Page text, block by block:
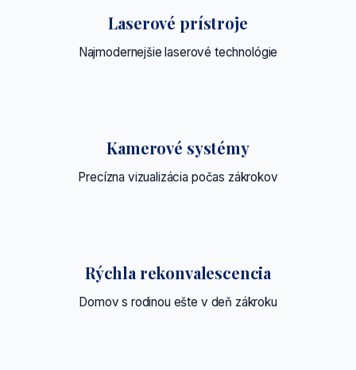
Laserové prístroje
Najmodernejšie laserové technológie
Kamerové systémy
Precízna vizualizácia počas zákrokov
Rýchla rekonvalescencia
Domov s rodinou ešte v deň zákroku